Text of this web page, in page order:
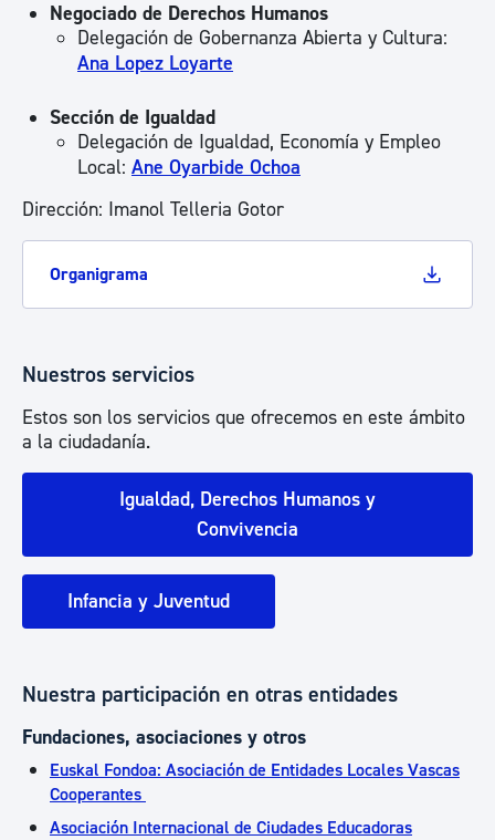
Negociado de Derechos Humanos
Delegación de Gobernanza Abierta y Cultura:
Ana Lopez Loyarte
Sección de Igualdad
Delegación de Igualdad, Economía y Empleo
Local: Ane Oyarbide Ochoa
Dirección: Imanol Telleria Gotor
Organigrama
Nuestros servicios
Estos son los servicios que ofrecemos en este ámbito
a la ciudadanía.
Igualdad, Derechos Humanos y
Convivencia
Infancia y Juventud
Nuestra participación en otras entidades
Fundaciones, asociaciones y otros
Euskal Fondoa: Asociación de Entidades Locales Vascas
Cooperantes
Asociación Internacional de Ciudades Educadoras